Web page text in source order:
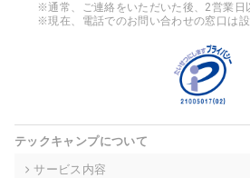
ンをとるために、氏名等の一部の情報を
チャットツールで発信することにより、
者等に提供することがあります。
当社は事業運営上、前項利用目的の範囲
高い委託先を選定し、個人情報の適正管
※通常、ご連絡をいただいた後、2営業日
※現在、電話でのお問い合わせの窓口は設
テックキャンプについて
サービス内容